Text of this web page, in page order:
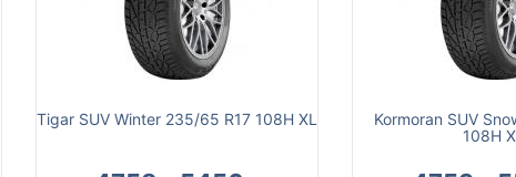
Tigar SUV Winter 235/65 R17 108H XL
Kormoran SUV
108H